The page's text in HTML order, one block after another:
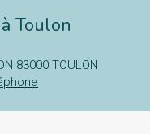
Toulon
83000 TOULON